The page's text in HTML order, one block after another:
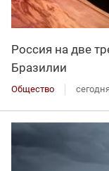
Россия на две
Бразилии
Общество